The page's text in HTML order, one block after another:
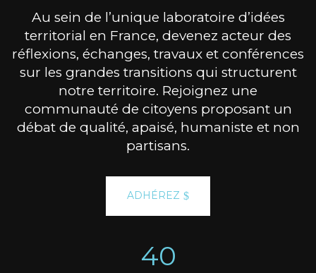
Au sein de l’unique laboratoire d’idées
territorial en France, devenez acteur des
réflexions, échanges, travaux et conférences
sur les grandes transitions qui structurent
notre territoire. Rejoignez une
communauté de citoyens proposant un
débat de qualité, apaisé, humaniste et non
partisans.
ADHÉREZ
40